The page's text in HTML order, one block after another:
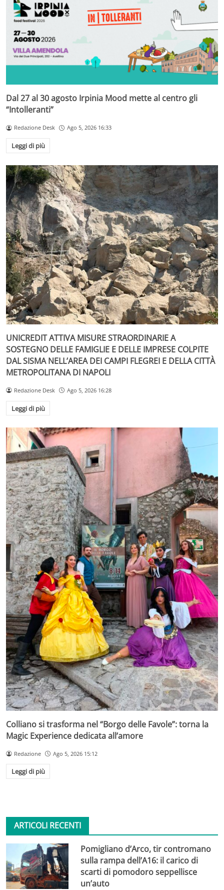
Dal 27 al 30 agosto Irpinia Mood mette al centro gli
“Intolleranti”
Redazione Desk Ago 5, 2026 16:33
Leggi di più
UNICREDIT ATTIVA MISURE STRAORDINARIE A
SOSTEGNO DELLE FAMIGLIE E DELLE IMPRESE COLPITE
DAL SISMA NELL’AREA DEI CAMPI FLEGREI E DELLA CITTÀ
METROPOLITANA DI NAPOLI
Redazione Desk Ago 5, 2026 16:28
Leggi di più
Colliano si trasforma nel “Borgo delle Favole”: torna la
Magic Experience dedicata all’amore
Redazione Ago 5, 2026 15:12
Leggi di più
ARTICOLI RECENTI
Pomigliano d’Arco, tir contromano
sulla rampa dell’A16: il carico di
scarti di pomodoro seppellisce
un’auto